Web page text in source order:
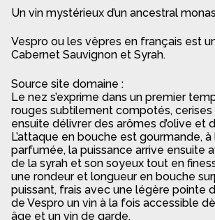
Un vin mystérieux d’un ancestral
Vespro ou les vêpres en français est
Cabernet Sauvignon et Syrah.
Source site domaine :
Le nez s’exprime dans un premier
rouges subtilement compotés, cerises
ensuite délivrer des arômes d’olive et
L’attaque en bouche est gourmande,
parfumée, la puissance arrive ensuite
de la syrah et son soyeux tout en
une rondeur et longueur en bouche
puissant, frais avec une légère pointe
de Vespro un vin à la fois accessible
âge et un vin de garde.